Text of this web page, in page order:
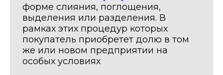
форме слияния, поглощения,
выделения или разделения. В
рамках этих процедур которых
покупатель приобретет долю в том
же или новом предприятии на
особых условиях